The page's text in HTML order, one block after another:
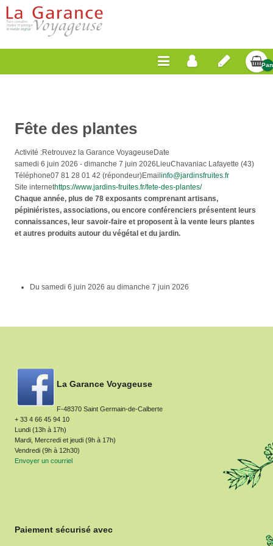
Fête des plantes
Activité :Retrouvez la Garance Voyageuse Date
samedi 6 juin 2026 - dimanche 7 juin 2026 LieuChavaniac Lafayette (43)
Téléphone07 81 28 01 42 (répondeur)Email info@jardinsfruites.fr
Site internethttps://www.jardins-fruites.fr/fete-des-plantes/
Chaque année, plus de 78 exposants comprenant artisans,
pépiniéristes, associations, ou encore conférenciers présentent leurs
connaissances, leur savoir-faire et proposent à la vente leurs plantes
et autres produits autour du végétal et du jardin.
Du samedi 6 juin 2026 au dimanche 7 juin 2026
La Garance Voyageuse
F-48370 Saint Germain-de-Calberte
+ 33 4 66 45 94 10
Lundi (13h à 17h)
Mardi, Mercredi et jeudi (9h à 17h)
Vendredi (9h à 12h30)
Envoyer un courriel
Paiement sécurisé avec